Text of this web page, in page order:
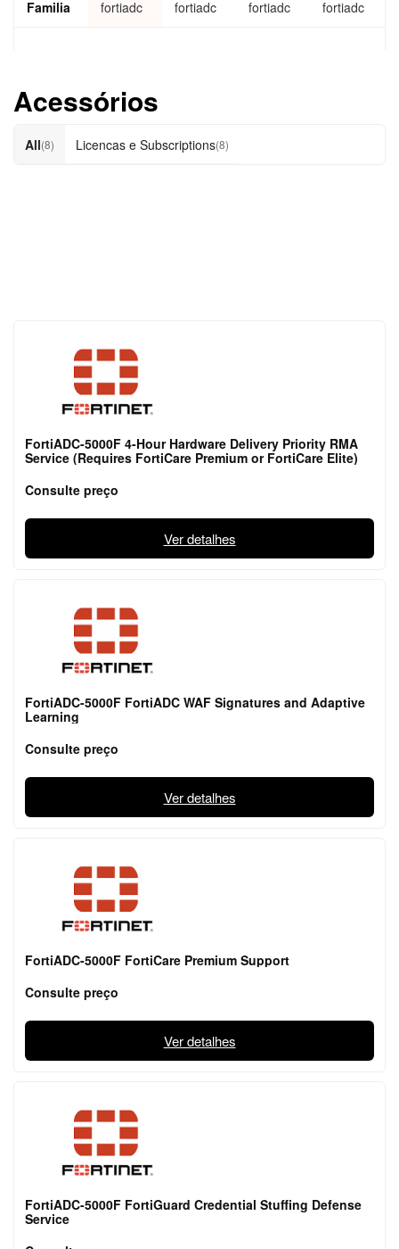
Familia fortiadc fortiadc fortiadc fortiadc
Acessórios
All(8) Licencas e Subscriptions(8)
FortiADC-5000F 4-Hour Hardware Delivery Priority RMA
Service (Requires FortiCare Premium or FortiCare Elite)
Consulte preço
Ver detalhes
FortiADC-5000F FortiADC WAF Signatures and Adaptive
Learning
Consulte preço
Ver detalhes
FortiADC-5000F FortiCare Premium Support
Consulte preço
Ver detalhes
FortiADC-5000F FortiGuard Credential Stuffing Defense
Service